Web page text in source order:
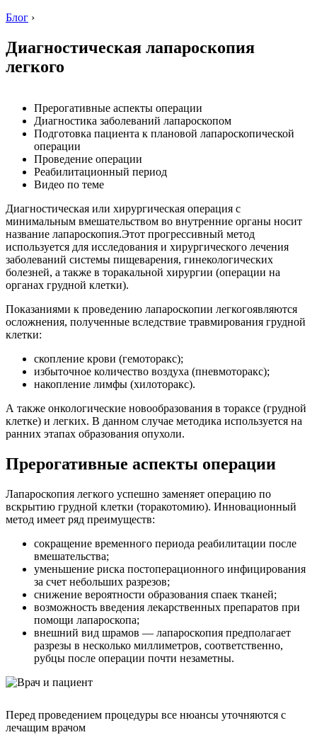
Блог ›
Диагностическая лапароскопия
легкого
Прерогативные аспекты операции
Диагностика заболеваний лапароскопом
Подготовка пациента к плановой лапароскопической
операции
Проведение операции
Реабилитационный период
Видео по теме
Диагностическая или хирургическая операция с
минимальным вмешательством во внутренние органы носит
название лапароскопия.Этот прогрессивный метод
используется для исследования и хирургического лечения
заболеваний системы пищеварения, гинекологических
болезней, а также в торакальной хирургии (операции на
органах грудной клетки).
Показаниями к проведению лапароскопии легкогоявляются
осложнения, полученные вследствие травмирования грудной
клетки:
скопление крови (гемоторакс);
избыточное количество воздуха (пневмоторакс);
накопление лимфы (хилоторакс).
А также онкологические новообразования в тораксе (грудной
клетке) и легких. В данном случае методика используется на
ранних этапах образования опухоли.
Прерогативные аспекты операции
Лапароскопия легкого успешно заменяет операцию по
вскрытию грудной клетки (торакотомию). Инновационный
метод имеет ряд преимуществ:
сокращение временного периода реабилитации после
вмешательства;
уменьшение риска постоперационного инфицирования
за счет небольших разрезов;
снижение вероятности образования спаек тканей;
возможность введения лекарственных препаратов при
помощи лапароскопа;
внешний вид шрамов — лапароскопия предполагает
разрезы в несколько миллиметров, соответственно,
рубцы после операции почти незаметны.
Перед проведением процедуры все нюансы уточняются с
лечащим врачом